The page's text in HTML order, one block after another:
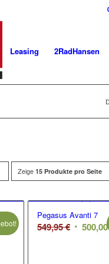
Leasing 2RadHansen
Zeige 15 Produkte pro Seite
Pegasus Avanti 7
549,95€